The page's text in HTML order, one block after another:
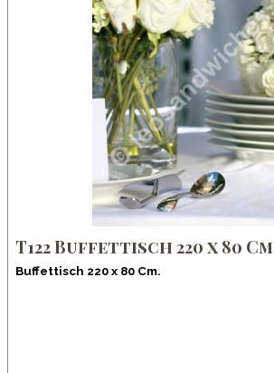
T122 Buffettisch 220 x 80 Cm
Buffettisch 220 x 80 Cm.